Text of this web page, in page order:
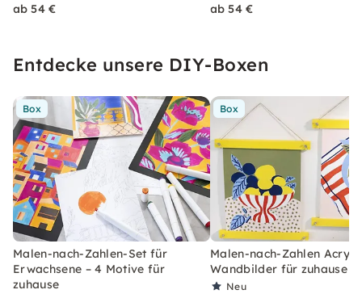
ab 54 € ab 54 €
Entdecke unsere DIY-Boxen
Box
Malen-nach-Zahlen-Set für
Erwachsene – 4 Motive für
zuhause
Box
Malen-nach-Zahlen Acryl-
Wandbilder für zuhause
Neu